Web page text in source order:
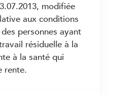
modifiée
aux conditions
personnes ayant
résiduelle à la
à la santé qui
rente.